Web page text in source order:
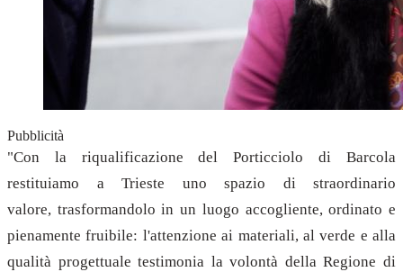
Pubblicità
"Con la riqualificazione del Porticciolo di Barcola
restituiamo a Trieste uno spazio di straordinario
valore, trasformandolo in un luogo accogliente, ordinato e
pienamente fruibile: l'attenzione ai materiali, al verde e alla
qualità progettuale testimonia la volontà della Regione di